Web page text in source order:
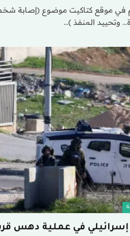
في موقع كتاكيت موضوع (إصابة
وتحييد المنفذ )…
إسرائيلي في عملية دهس